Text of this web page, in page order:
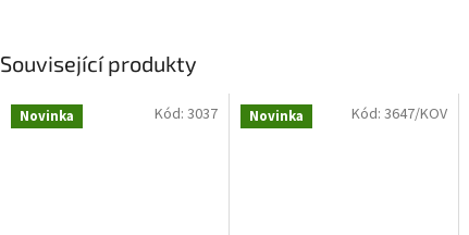
Související produkty
Novinka Kód: 3037 Novinka Kód: 3647/KOV